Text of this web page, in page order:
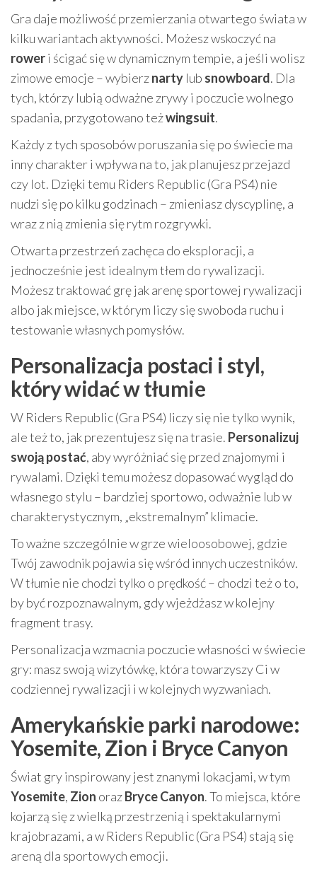
Gra daje możliwość przemierzania otwartego świata w
kilku wariantach aktywności. Możesz wskoczyć na
roweri ścigać się w dynamicznym tempie, a jeśli wolisz
zimowe emocje – wybierznarty lub snowboard. Dla
tych, którzy lubią odważne zrywy i poczucie wolnego
spadania, przygotowano teżwingsuit.
Każdy z tych sposobów poruszania się po świecie ma
inny charakter i wpływa na to, jak planujesz przejazd
czy lot. Dzięki temu Riders Republic (Gra PS4) nie
nudzi się po kilku godzinach – zmieniasz dyscyplinę, a
wraz z nią zmienia się rytm rozgrywki.
Otwarta przestrzeń zachęca do eksploracji, a
jednocześnie jest idealnym tłem do rywalizacji.
Możesz traktować grę jak arenę sportowej rywalizacji
albo jak miejsce, w którym liczy się swoboda ruchu i
testowanie własnych pomysłów.
Personalizacja postaci i styl,
który widać w tłumie
W Riders Republic (Gra PS4) liczy się nie tylko wynik,
ale też to, jak prezentujesz się na trasie. Personalizuj
swoją postać, aby wyróżniać się przed znajomymi i
rywalami. Dzięki temu możesz dopasować wygląd do
własnego stylu – bardziej sportowo, odważnie lub w
charakterystycznym, „ekstremalnym” klimacie.
To ważne szczególnie w grze wieloosobowej, gdzie
Twój zawodnik pojawia się wśród innych uczestników.
W tłumie nie chodzi tylko o prędkość – chodzi też o to,
by być rozpoznawalnym, gdy wjeżdżasz w kolejny
fragment trasy.
Personalizacja wzmacnia poczucie własności w świecie
gry: masz swoją wizytówkę, która towarzyszy Ci w
codziennej rywalizacji i w kolejnych wyzwaniach.
Amerykańskie parki narodowe:
Yosemite, Zion i Bryce Canyon
Świat gry inspirowany jest znanymi lokacjami, w tym
Yosemite, Zion orazBryce Canyon. To miejsca, które
kojarzą się z wielką przestrzenią i spektakularnymi
krajobrazami, a w Riders Republic (Gra PS4) stają się
areną dla sportowych emocji.